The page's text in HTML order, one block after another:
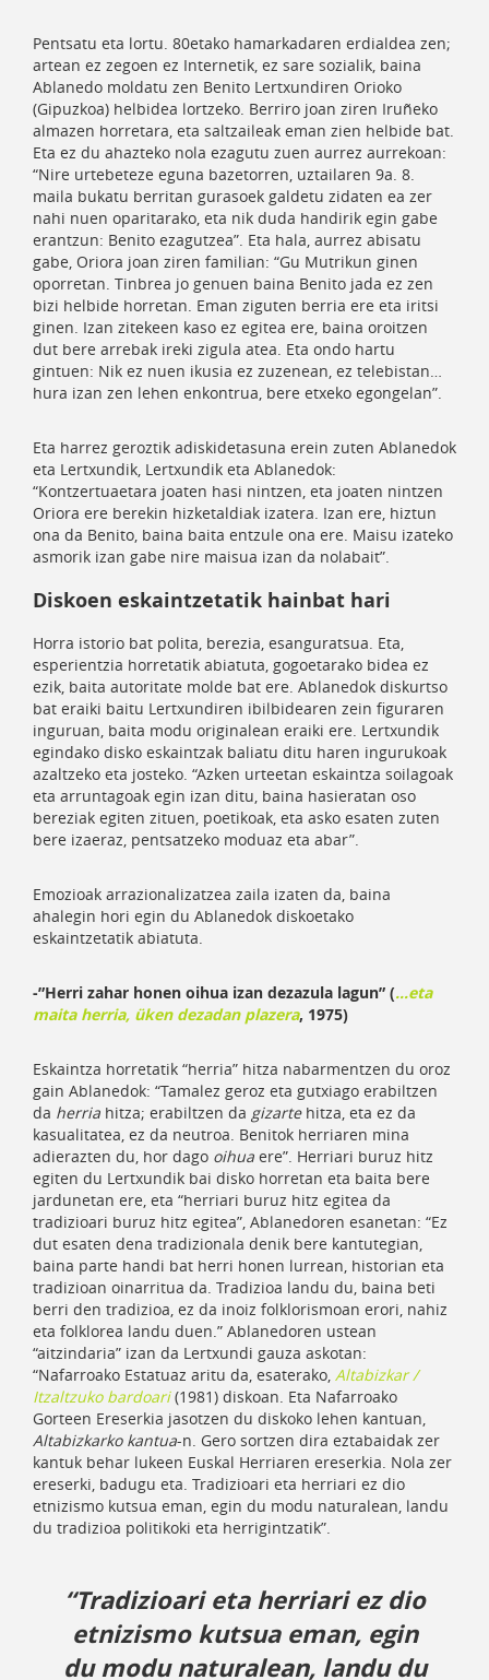
Pentsatu eta lortu. 80etako hamarkadaren erdialdea zen;
artean ez zegoen ez Internetik, ez sare sozialik, baina
Ablanedo moldatu zen Benito Lertxundiren Orioko
(Gipuzkoa) helbidea lortzeko. Berriro joan ziren Iruñeko
almazen horretara, eta saltzaileak eman zien helbide bat.
Eta ez du ahazteko nola ezagutu zuen aurrez aurrekoan:
“Nire urtebeteze eguna bazetorren, uztailaren 9a. 8.
maila bukatu berritan gurasoek galdetu zidaten ea zer
nahi nuen oparitarako, eta nik duda handirik egin gabe
erantzun: Benito ezagutzea”. Eta hala, aurrez abisatu
gabe, Oriora joan ziren familian: “Gu Mutrikun ginen
oporretan. Tinbrea jo genuen baina Benito jada ez zen
bizi helbide horretan. Eman ziguten berria ere eta iritsi
ginen. Izan zitekeen kaso ez egitea ere, baina oroitzen
dut bere arrebak ireki zigula atea. Eta ondo hartu
gintuen: Nik ez nuen ikusia ez zuzenean, ez telebistan…
hura izan zen lehen enkontrua, bere etxeko egongelan”.
Eta harrez geroztik adiskidetasuna erein zuten Ablanedok
eta Lertxundik, Lertxundik eta Ablanedok:
“Kontzertuaetara joaten hasi nintzen, eta joaten nintzen
Oriora ere berekin hizketaldiak izatera. Izan ere, hiztun
ona da Benito, baina baita entzule ona ere. Maisu izateko
asmorik izan gabe nire maisua izan da nolabait”.
Diskoen eskaintzetatik hainbat hari
Horra istorio bat polita, berezia, esanguratsua. Eta,
esperientzia horretatik abiatuta, gogoetarako bidea ez
ezik, baita autoritate molde bat ere. Ablanedok diskurtso
bat eraiki baitu Lertxundiren ibilbidearen zein figuraren
inguruan, baita modu originalean eraiki ere. Lertxundik
egindako disko eskaintzak baliatu ditu haren ingurukoak
azaltzeko eta josteko. “Azken urteetan eskaintza soilagoak
eta arruntagoak egin izan ditu, baina hasieratan oso
bereziak egiten zituen, poetikoak, eta asko esaten zuten
bere izaeraz, pentsatzeko moduaz eta abar”.
Emozioak arrazionalizatzea zaila izaten da, baina
ahalegin hori egin du Ablanedok diskoetako
eskaintzetatik abiatuta.
-”Herri zahar honen oihua izan dezazula lagun” (…eta
maita herria, üken dezadan plazera, 1975)
Eskaintza horretatik “herria” hitza nabarmentzen du oroz
gain Ablanedok: “Tamalez geroz eta gutxiago erabiltzen
da herria hitza; erabiltzen da gizartehitza, eta ez da
kasualitatea, ez da neutroa. Benitok herriaren mina
adierazten du, hor dago oihua ere”. Herriari buruz hitz
egiten du Lertxundik bai disko horretan eta baita bere
jardunetan ere, eta “herriari buruz hitz egitea da
tradizioari buruz hitz egitea”, Ablanedoren esanetan: “Ez
dut esaten dena tradizionala denik bere kantutegian,
baina parte handi bat herri honen lurrean, historian eta
tradizioan oinarritua da. Tradizioa landu du, baina beti
berri den tradizioa, ez da inoiz folklorismoan erori, nahiz
eta folklorea landu duen.” Ablanedoren ustean
“aitzindaria” izan da Lertxundi gauza askotan:
“Nafarroako Estatuaz aritu da, esaterako, Altabizkar /
Itzaltzuko bardoari(1981) diskoan. Eta Nafarroako
Gorteen Ereserkia jasotzen du diskoko lehen kantuan,
Altabizkarko kantua-n. Gero sortzen dira eztabaidak zer
kantuk behar lukeen Euskal Herriaren ereserkia. Nola zer
ereserki, badugu eta. Tradizioari eta herriari ez dio
etnizismo kutsua eman, egin du modu naturalean, landu
du tradizioa politikoki eta herrigintzatik”.
“Tradizioari eta herriari ez dio
etnizismo kutsua eman, egin
du modu naturalean, landu du